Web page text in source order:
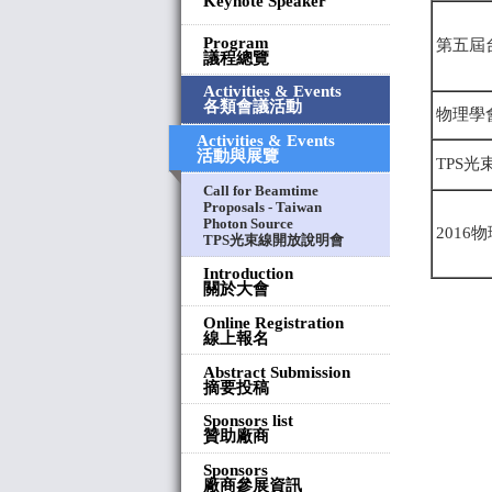
Program
議程總覽
Activities & Events
各類會議活動
Activities & Events
活動與展覽
Call for Beamtime
Proposals - Taiwan
Photon Source
TPS光束線開放說明會
Introduction
關於大會
Online Registration
線上報名
Abstract Submission
摘要投稿
Sponsors list
贊助廠商
Sponsors
廠商參展資訊
第五屆
物理學
TPS光
2016